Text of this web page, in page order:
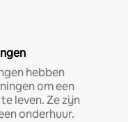
hebben
om een
leven. Ze zijn
onderhuur.